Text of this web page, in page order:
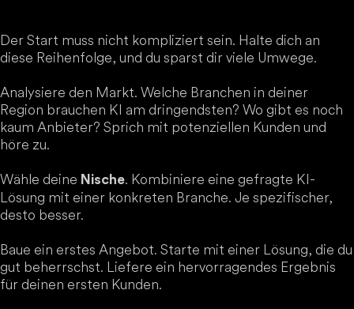
Der Start muss nicht kompliziert sein. Halte dich an
diese Reihenfolge, und du sparst dir viele Umwege.
Analysiere den Markt. Welche Branchen in deiner
Region brauchen KI am dringendsten? Wo gibt es noch
kaum Anbieter? Sprich mit potenziellen Kunden und
höre zu.
Wähle deine Nische. Kombiniere eine gefragte KI-
Lösung mit einer konkreten Branche. Je spezifischer,
desto besser.
Baue ein erstes Angebot. Starte mit einer Lösung, die du
gut beherrschst. Liefere ein hervorragendes Ergebnis
für deinen ersten Kunden.